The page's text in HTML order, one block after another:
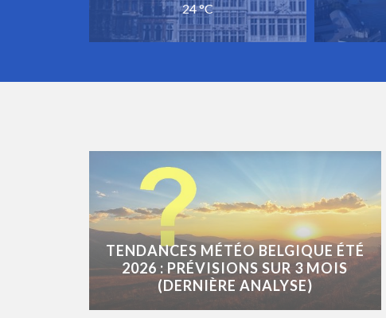
24 °C
TENDANCES MÉTÉO BELGIQUE ÉTÉ
2026 : PRÉVISIONS SUR 3 MOIS
(DERNIÈRE ANALYSE)